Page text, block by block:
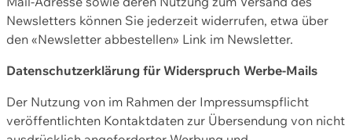
Newsletters können Sie jederzeit widerrufen, etwa über
den «Newsletter abbestellen» Link im Newsletter.
Datenschutzerklärung für Widerspruch Werbe-Mails
Der Nutzung von im Rahmen der Impressumspflicht
veröffentlichten Kontaktdaten zur Übersendung von nicht